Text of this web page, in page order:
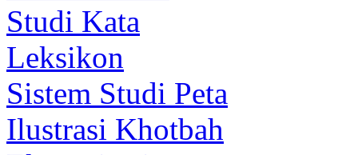
Studi Kata
Leksikon
Sistem Studi Peta
Ilustrasi Khotbah